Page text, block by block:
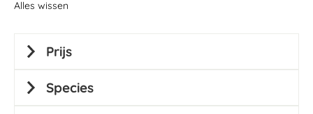
Alles wissen
Prijs
Species